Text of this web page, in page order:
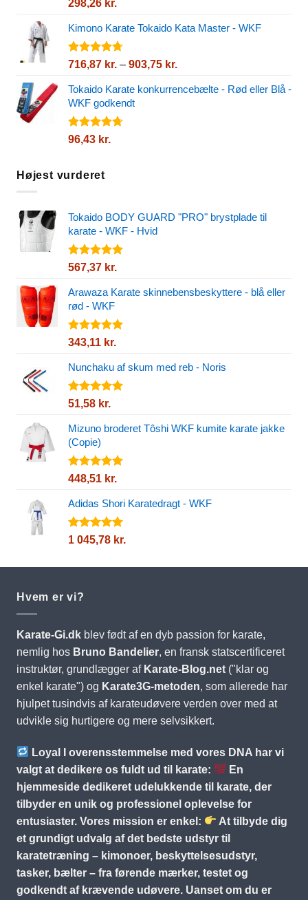
5
298,26 kr.
Kimono Karate Tokaido Kata Master - WKF
Vurderet
5
716,87 kr. – 903,75 kr.
til
Tokaido Karate konkurrencebælte - Rød eller Blå -
WKF godkendt
Vurderet
96,43 kr.
Højest vurderet
Tokaido BODY GUARD "PRO" brystplade til
karate - WKF - Hvid
Vurderet
5
567,37 kr.
Arawaza Karate skinnebensbeskyttere - blå eller
rød - WKF
Vurderet
5
343,11 kr.
Nunchaku af skum med reb - Noris
Vurderet
5
51,58 kr.
Mizuno broderet Tôshi WKF kumite karate jakke
(Copie)
Vurderet
5
448,51 kr.
Adidas Shori Karatedragt - WKF
Vurderet
1 045,78 kr.
Hvem er vi?
Karate-Gi.dkblev født af en dyb passion for karate,
nemlig hos Bruno Bandelier, en fransk statscertificeret
instruktør, grundlægger af Karate-Blog.net("klar og
enkel karate") og Karate3G-metoden, som allerede har
hjulpet tusindvis af karateudøvere verden over med at
udvikle sig hurtigere og mere selvsikkert.
Loyal I overensstemmelse med vores DNA har vi
valgt at dedikere os fuldt ud til karate:
En
hjemmeside dedikeret udelukkende til karate, der
tilbyder en unik og professionel oplevelse for
entusiaster. Vores mission er enkel:
At tilbyde dig
et grundigt udvalg af det bedste udstyr til
karatetræning – kimonoer, beskyttelsesudstyr,
tasker, bælter – fra førende mærker, testet og
godkendt af krævende udøvere. Uanset om du er